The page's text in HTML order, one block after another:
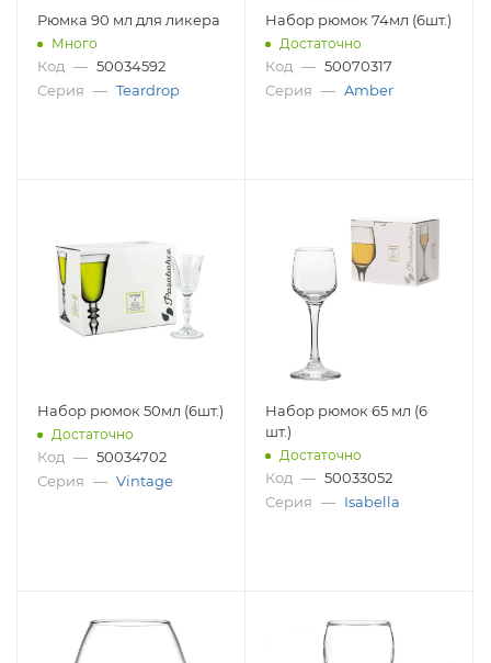
Рюмка 90 мл для ликера
Много
Код — 50034592
Серия — Teardrop
Набор рюмок 74мл (6шт.)
Достаточно
Код — 50070317
Серия — Amber
Набор рюмок 50мл (6шт.)
Достаточно
Код — 50034702
Серия — Vintage
Набор рюмок 65 мл (6
шт.)
Достаточно
Код — 50033052
Серия — Isabella